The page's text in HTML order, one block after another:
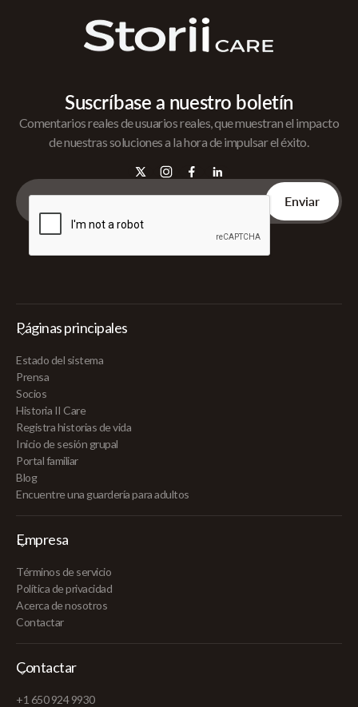
Suscríbase a nuestro boletín
Comentarios reales de usuarios reales, que muestran el impacto
de nuestras soluciones a la hora de impulsar el éxito.
Páginas principales
Estado del sistema
Prensa
Socios
Historia II Care
Registra historias de vida
Inicio de sesión grupal
Portal familiar
Blog
Encuentre una guardería para adultos
Empresa
Términos de servicio
Política de privacidad
Acerca de nosotros
Contactar
Contactar
+1 650 924 9930